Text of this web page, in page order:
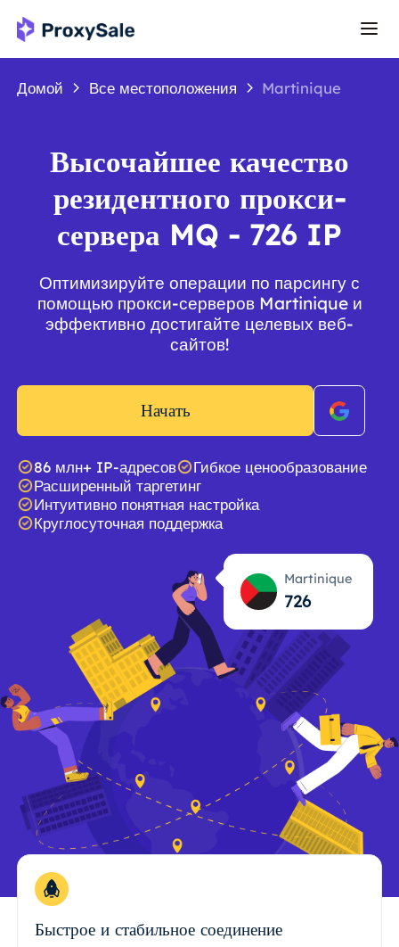
Домой Все местоположения Martinique
Высочайшее качество
резидентного прокси-
сервера MQ - 726 IP
Оптимизируйте операции по парсингу с
помощью прокси-серверов Martinique и
эффективно достигайте целевых веб-
сайтов!
Начать
86 млн+ IP-адресов
Гибкое ценообразование
Расширенный таргетинг
Интуитивно понятная настройка
Круглосуточная поддержка
Martinique
726
Быстрое и стабильное соединение